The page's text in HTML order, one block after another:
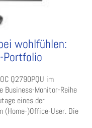
wohlfühlen:
Portfolio
Q2790PQU im
Business-Monitor-Reihe
eines der
)Office-User. Die